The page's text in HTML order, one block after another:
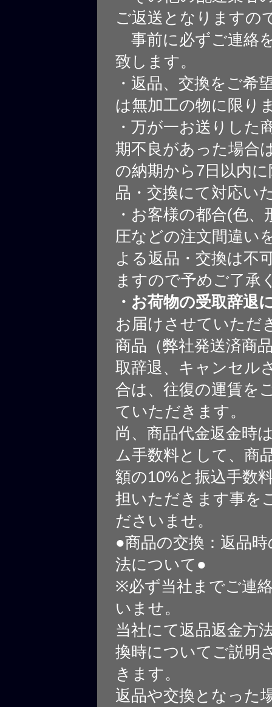
ご返送となりますの
事前に必ずご連絡
致します。
・返品、交換をご希
は無加工の物に限り
・万が一お送りした
期不良があった場合
の納期から7日以内
品・交換にて対応い
・お客様の都合(色、
圧などの注文間違い
よる返品・交換は不
ますので予めご了承
・お荷物の受取辞退
お届けさせていただ
商品（弊社発送済商
取辞退、キャンセル
合は、往復の運賃を
ていただきます。
尚、商品代金返金時
ム手数料として、商
額の10%と振込手数
担いただきます事を
ださいませ。
●商品の交換：返品
法について●
※必ず当社までご連
いませ。
当社にて返品返金方
換時についてご説明
きます。
返品や交換となった